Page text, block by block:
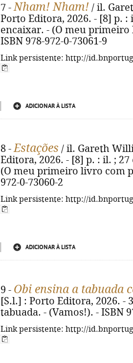
7 -Nham! Nham! / il.
Porto Editora, 2026. - [8] p. :
encaixar. - (O meu primeiro
ISBN 978-972-0-73061-9
Link persistente: http://
ADICIONAR À LISTA
8 -Estações / il. Gareth
Editora, 2026. - [8] p. : il. ;
(O meu primeiro livro com
972-0-73060-2
Link persistente: http://
ADICIONAR À LISTA
9 - Obi ensina a tabuada
[S.l.] : Porto Editora, 2026. -
tabuada. - (Vamos!). - ISBN
Link persistente: http://